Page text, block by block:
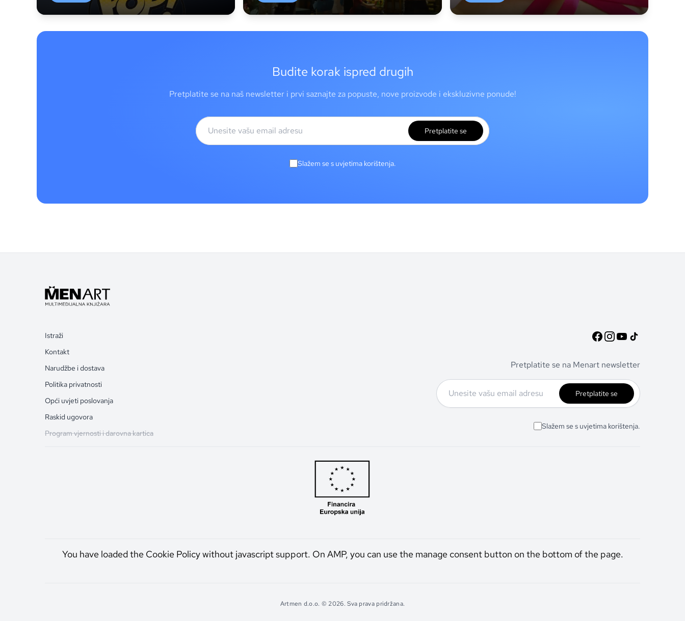
Budite korak ispred drugih
Pretplatite se na naš newsletter i prvi saznajte za popuste, nove proizvode i ekskluzivne ponude!
Pretplatite se
Slažem se s uvjetima korištenja.
Istraži
Kontakt
Narudžbe i dostava
Politika privatnosti
Opći uvjeti poslovanja
Raskid ugovora
Program vjernosti i darovna kartica
Pretplatite se na Menart newsletter
Pretplatite se
Slažem se s uvjetima korištenja.
You have loaded the Cookie Policy without javascript support. On AMP, you can use the manage consent button on the bottom of the page.
Artmen d.o.o. © 2026. Sva prava pridržana.